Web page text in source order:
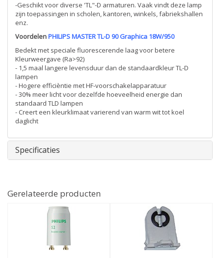
-Geschikt voor diverse 'TL"-D armaturen. Vaak vindt deze lamp
zijn toepassingen in scholen, kantoren, winkels, fabriekshallen
enz.
VoordelenPHILIPS MASTER TL-D 90 Graphica 18W/950
Bedekt met speciale fluorescerende laag voor betere
Kleurweergave (Ra>92)
- 1,5 maal langere levensduur dan de standaardkleur TL-D
lampen
- Hogere efficièntie met HF-voorschakelapparatuur
- 30% meer licht voor dezelfde hoeveelheid energie dan
standaard TLD lampen
- Creert een kleurklimaat varierend van warm wit tot koel
daglicht
Specificaties
Gerelateerde producten